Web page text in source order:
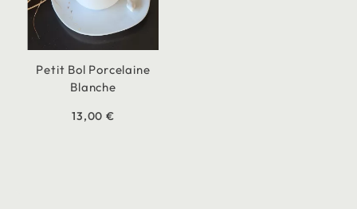
Petit Bol Porcelaine
Blanche
13,00 €